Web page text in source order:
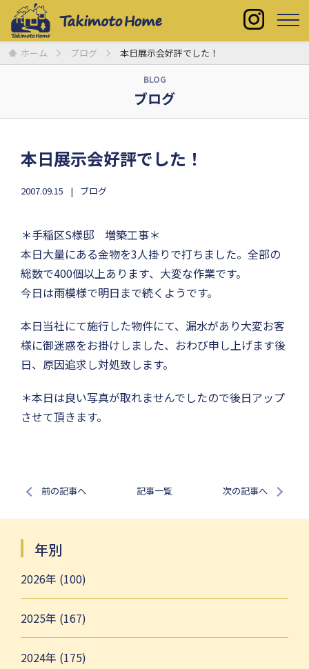
ホーム ブログ 本日展示会好評でした！
BLOG
ブログ
本日展示会好評でした！
2007.09.15 ブログ
＊手稲区S様邸 増築工事＊
本日大量にある金物を3人掛りで打ちました。全部の
総数で400個以上あります、大変な作業です。
今日は雨模様で明日まで続くようです。
本日当社にて施行した物件にて、漏水があり大変お客
様に御迷惑をお掛けしました、おわび申し上げます後
日、原因追求し対処致します。
＊本日は良い写真が取れませんでしたので後日アップ
させて頂きます。
前の記事へ 記事一覧 次の記事へ
年別
2026年 (100)
2025年 (167)
2024年 (175)